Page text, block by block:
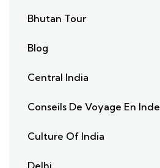
Bhutan Tour
Blog
Central India
Conseils De Voyage En Inde
Culture Of India
Delhi